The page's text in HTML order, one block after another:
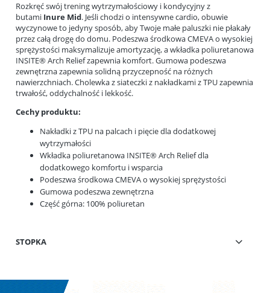
Rozkręć swój trening wytrzymałościowy i kondycyjny z
butami Inure Mid. Jeśli chodzi o intensywne cardio, obuwie
wyczynowe to jedyny sposób, aby Twoje małe paluszki nie płakały
przez całą drogę do domu. Podeszwa środkowa CMEVA o wysokiej
sprężystości maksymalizuje amortyzację, a wkładka poliuretanowa
INSITE® Arch Relief zapewnia komfort. Gumowa podeszwa
zewnętrzna zapewnia solidną przyczepność na różnych
nawierzchniach. Cholewka z siateczki z nakładkami z TPU zapewnia
trwałość, oddychalność i lekkość.
Cechy produktu:
Nakładki z TPU na palcach i pięcie dla dodatkowej
wytrzymałości
Wkładka poliuretanowa INSITE® Arch Relief dla
dodatkowego komfortu i wsparcia
Podeszwa środkowa CMEVA o wysokiej sprężystości
Gumowa podeszwa zewnętrzna
Część górna: 100% poliuretan
STOPKA